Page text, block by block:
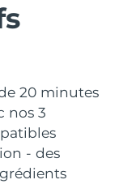
20 minutes
nos 3
- des